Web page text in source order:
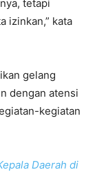
tetapi
izinkan,” kata
gelang
dengan atensi
kegiatan
Daerah di